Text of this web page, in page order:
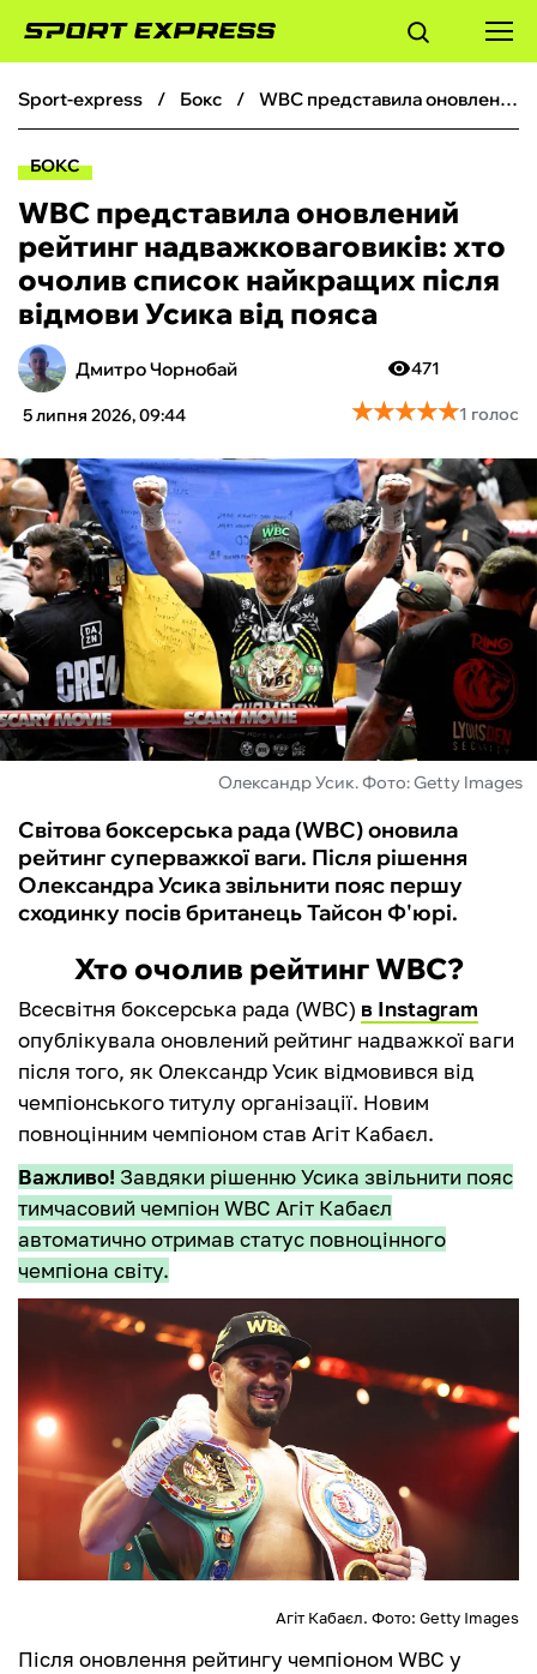
ФУТБОЛ
БОКС
ХОКЕЙ
ТЕНІС
КІБЕРСПОРТ
ЧС-2026
ФУТЗАЛ
ІНШІ
БУКМЕКЕРИ
sport-express бокс WBC представила оновлений рейтинг надважковаговиків: хто очолив список найкращих після відмови Усика від пояса
БОКС
WBC представила оновлений
рейтинг надважковаговиків: хто
очолив список найкращих після
відмови Усика від пояса
Дмитро Чорнобай
5 липня 2026, 09:44
471
★★★★★
★★★★★1 голос
Олександр Усик. Фото: Getty Images
Світова боксерська рада (WBC) оновила
рейтинг суперважкої ваги. Після рішення
Олександра Усика звільнити пояс першу
сходинку посів британець Тайсон Ф'юрі.
Хто очолив рейтинг WBC?
Всесвітня боксерська рада (WBC) в Instagram
опублікувала оновлений рейтинг надважкої ваги
після того, як Олександр Усик відмовився від
чемпіонського титулу організації. Новим
повноцінним чемпіоном став Агіт Кабаєл.
Важливо! Завдяки рішенню Усика звільнити пояс
тимчасовий чемпіон WBC Агіт Кабаєл
автоматично отримав статус повноцінного
чемпіона світу.
Агіт Кабаєл. Фото: Getty Images
Після оновлення рейтингу чемпіоном WBC у